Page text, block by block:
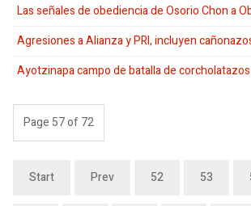
Las señales de obediencia de Osorio Chon a
Agresiones a Alianza y PRI, incluyen
Ayotzinapa campo de batalla de corcholatazos
Page 57 of 72
Start Prev 52 53